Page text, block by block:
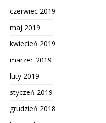
czerwiec 2019
maj 2019
kwiecień 2019
marzec 2019
luty 2019
styczeń 2019
grudzień 2018